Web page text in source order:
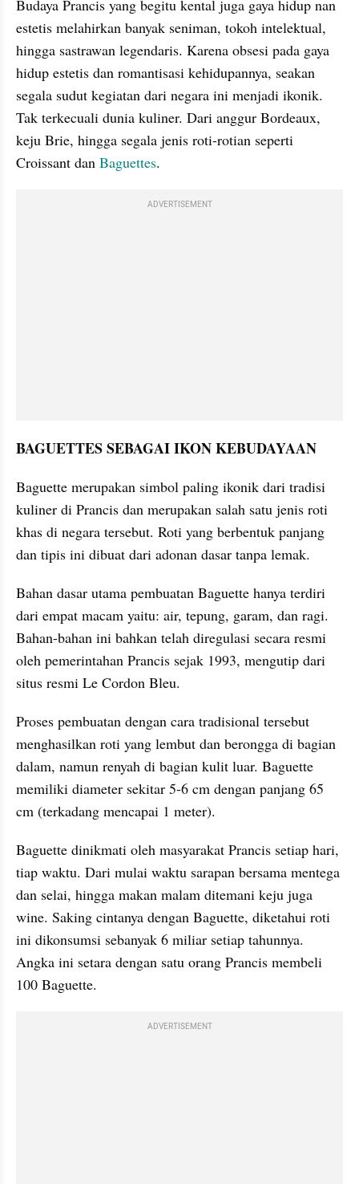
Budaya Prancis yang begitu kental juga gaya hidup nan
estetis melahirkan banyak seniman, tokoh intelektual,
hingga sastrawan legendaris. Karena obsesi pada gaya
hidup estetis dan romantisasi kehidupannya, seakan
segala sudut kegiatan dari negara ini menjadi ikonik.
Tak terkecuali dunia kuliner. Dari anggur Bordeaux,
keju Brie, hingga segala jenis roti-rotian seperti
Croissant dan Baguettes.
ADVERTISEMENT
BAGUETTES SEBAGAI IKON KEBUDAYAAN
Baguette merupakan simbol paling ikonik dari tradisi
kuliner di Prancis dan merupakan salah satu jenis roti
khas di negara tersebut. Roti yang berbentuk panjang
dan tipis ini dibuat dari adonan dasar tanpa lemak.
Bahan dasar utama pembuatan Baguette hanya terdiri
dari empat macam yaitu: air, tepung, garam, dan ragi.
Bahan-bahan ini bahkan telah diregulasi secara resmi
oleh pemerintahan Prancis sejak 1993, mengutip dari
situs resmi Le Cordon Bleu.
Proses pembuatan dengan cara tradisional tersebut
menghasilkan roti yang lembut dan berongga di bagian
dalam, namun renyah di bagian kulit luar. Baguette
memiliki diameter sekitar 5-6 cm dengan panjang 65
cm (terkadang mencapai 1 meter).
Baguette dinikmati oleh masyarakat Prancis setiap hari,
tiap waktu. Dari mulai waktu sarapan bersama mentega
dan selai, hingga makan malam ditemani keju juga
wine. Saking cintanya dengan Baguette, diketahui roti
ini dikonsumsi sebanyak 6 miliar setiap tahunnya.
Angka ini setara dengan satu orang Prancis membeli
100 Baguette.
ADVERTISEMENT